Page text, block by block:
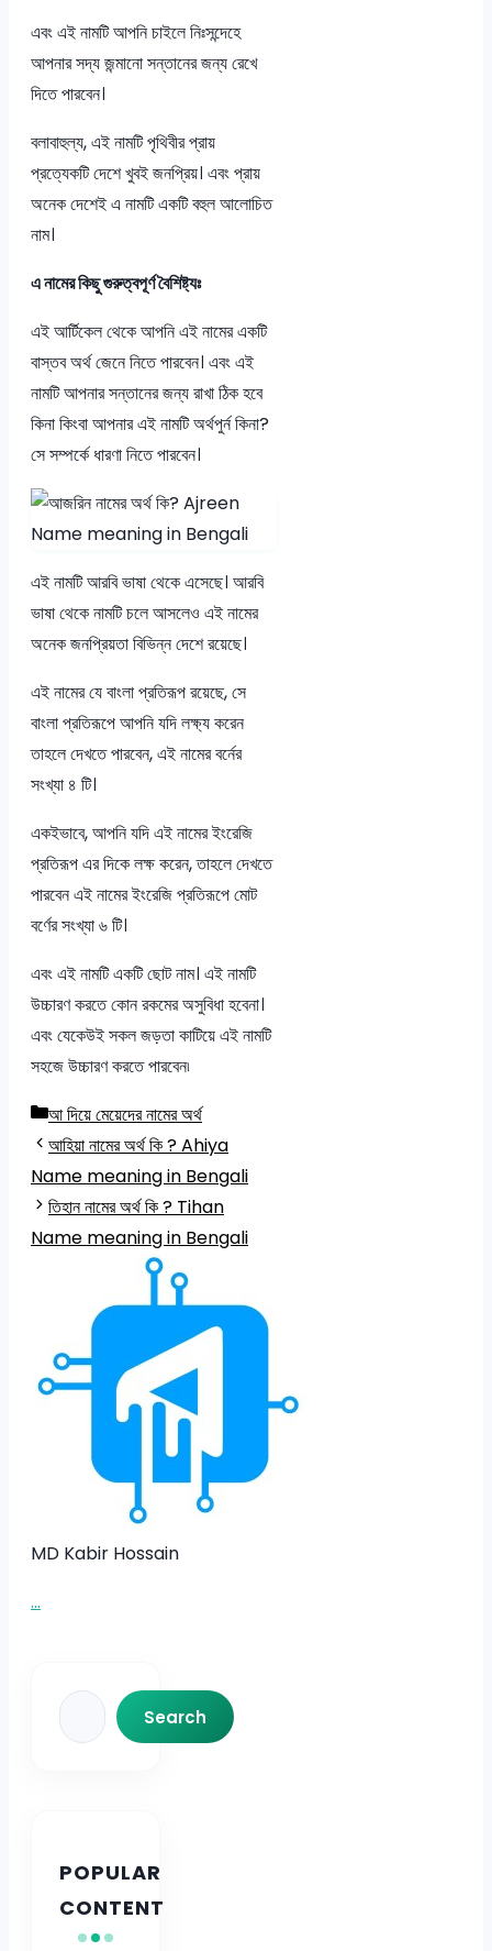
এবং এই নামটি আপনি চাইলে নিঃসন্দেহে
আপনার সদ্য জন্মানো সন্তানের জন্য রেখে
দিতে পারবেন।
বলাবাহুল্য, এই নামটি পৃথিবীর প্রায়
প্রত্যেকটি দেশে খুবই জনপ্রিয়। এবং প্রায়
অনেক দেশেই এ নামটি একটি বহুল আলোচিত
নাম।
এ নামের কিছু গুরুত্বপূর্ণ বৈশিষ্ট্যঃ
এই আর্টিকেল থেকে আপনি এই নামের একটি
বাস্তব অর্থ জেনে নিতে পারবেন। এবং এই
নামটি আপনার সন্তানের জন্য রাখা ঠিক হবে
কিনা কিংবা আপনার এই নামটি অর্থপুর্ন কিনা?
সে সম্পর্কে ধারণা নিতে পারবেন।
এই নামটি আরবি ভাষা থেকে এসেছে। আরবি
ভাষা থেকে নামটি চলে আসলেও এই নামের
অনেক জনপ্রিয়তা বিভিন্ন দেশে রয়েছে।
এই নামের যে বাংলা প্রতিরূপ রয়েছে, সে
বাংলা প্রতিরূপে আপনি যদি লক্ষ্য করেন
তাহলে দেখতে পারবেন, এই নামের বর্নের
সংখ্যা ৪ টি।
একইভাবে, আপনি যদি এই নামের ইংরেজি
প্রতিরূপ এর দিকে লক্ষ করেন, তাহলে দেখতে
পারবেন এই নামের ইংরেজি প্রতিরূপে মোট
বর্ণের সংখ্যা ৬ টি।
এবং এই নামটি একটি ছোট নাম। এই নামটি
উচ্চারণ করতে কোন রকমের অসুবিধা হবেনা।
এবং যেকেউই সকল জড়তা কাটিয়ে এই নামটি
সহজে উচ্চারণ করতে পারবেন৷
Categories
আ দিয়ে মেয়েদের নামের অর্থ
আহিয়া নামের অর্থ কি ? Ahiya
Name meaning in Bengali
তিহান নামের অর্থ কি ? Tihan
Name meaning in Bengali
MD Kabir Hossain
...
Search
Search
POPULAR
CONTENT